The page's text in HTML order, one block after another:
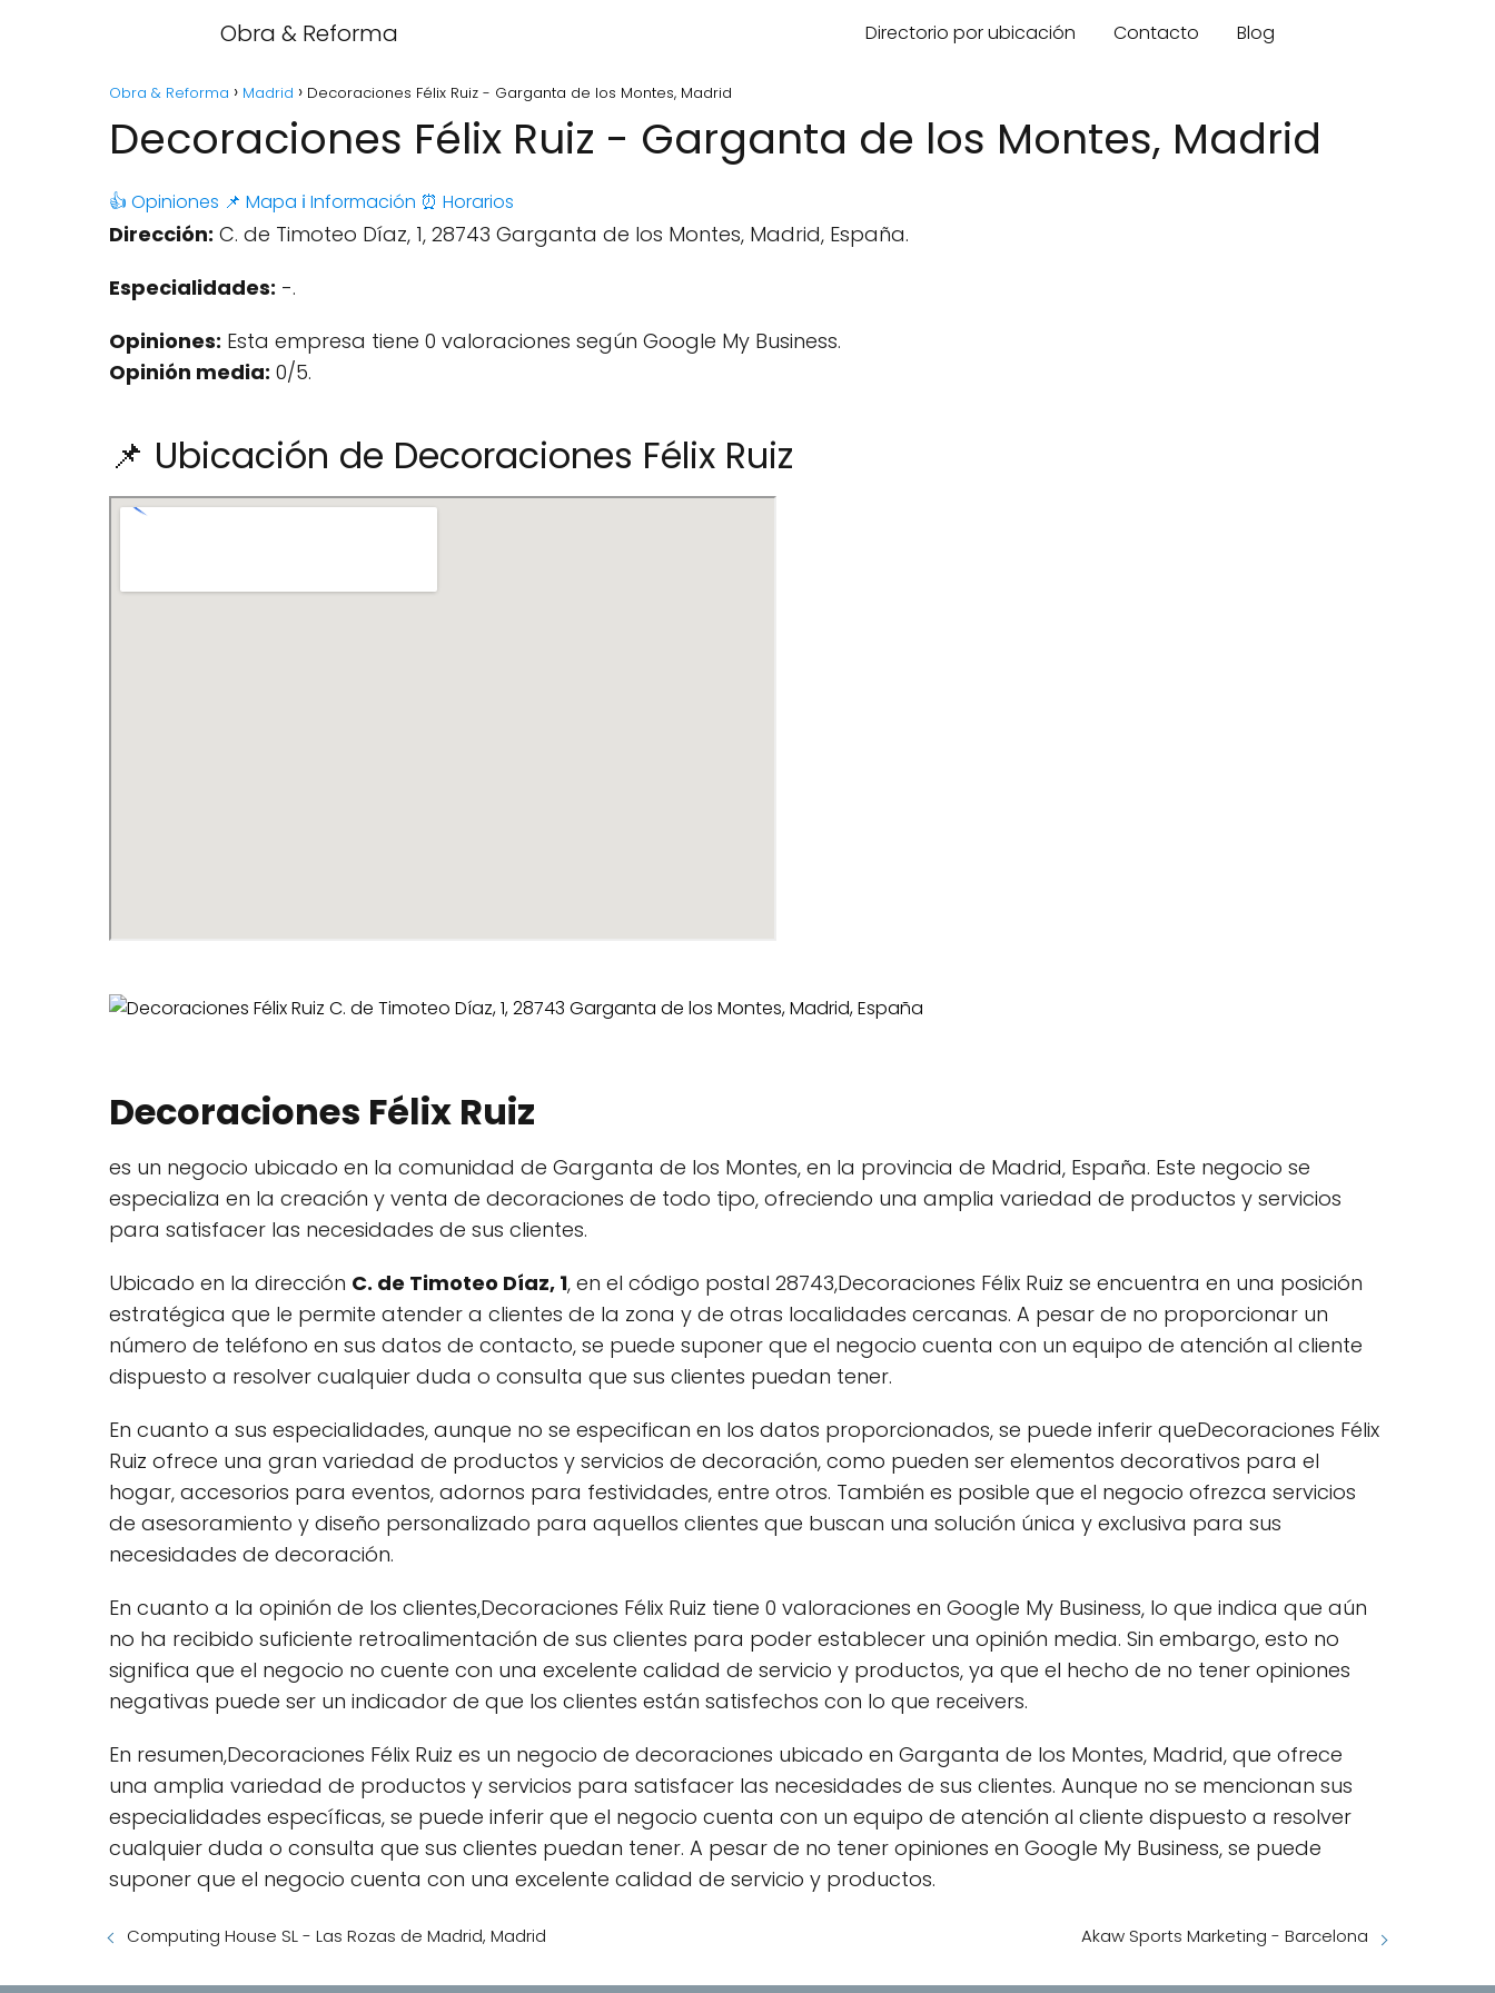
Obra & Reforma Directorio por ubicación Contacto Blog
Obra & Reforma Madrid Decoraciones Félix Ruiz - Garganta de los Montes, Madrid
Decoraciones Félix Ruiz - Garganta de los Montes, Madrid
👍 Opiniones 📌 Mapa ℹ️ Información ⏰ Horarios
Dirección: C. de Timoteo Díaz, 1, 28743 Garganta de los Montes, Madrid, España.
Especialidades: -.
Opiniones: Esta empresa tiene 0 valoraciones según Google My Business.
Opinión media: 0/5.
📌 Ubicación de Decoraciones Félix Ruiz
Decoraciones Félix Ruiz
es un negocio ubicado en la comunidad de Garganta de los Montes, en la provincia de Madrid, España. Este negocio se
especializa en la creación y venta de decoraciones de todo tipo, ofreciendo una amplia variedad de productos y servicios
para satisfacer las necesidades de sus clientes.
Ubicado en la dirección C. de Timoteo Díaz, 1, en el código postal 28743,Decoraciones Félix Ruiz se encuentra en una posición
estratégica que le permite atender a clientes de la zona y de otras localidades cercanas. A pesar de no proporcionar un
número de teléfono en sus datos de contacto, se puede suponer que el negocio cuenta con un equipo de atención al cliente
dispuesto a resolver cualquier duda o consulta que sus clientes puedan tener.
En cuanto a sus especialidades, aunque no se especifican en los datos proporcionados, se puede inferir queDecoraciones Félix
Ruiz ofrece una gran variedad de productos y servicios de decoración, como pueden ser elementos decorativos para el
hogar, accesorios para eventos, adornos para festividades, entre otros. También es posible que el negocio ofrezca servicios
de asesoramiento y diseño personalizado para aquellos clientes que buscan una solución única y exclusiva para sus
necesidades de decoración.
En cuanto a la opinión de los clientes,Decoraciones Félix Ruiz tiene 0 valoraciones en Google My Business, lo que indica que aún
no ha recibido suficiente retroalimentación de sus clientes para poder establecer una opinión media. Sin embargo, esto no
significa que el negocio no cuente con una excelente calidad de servicio y productos, ya que el hecho de no tener opiniones
negativas puede ser un indicador de que los clientes están satisfechos con lo que receivers.
En resumen,Decoraciones Félix Ruiz es un negocio de decoraciones ubicado en Garganta de los Montes, Madrid, que ofrece
una amplia variedad de productos y servicios para satisfacer las necesidades de sus clientes. Aunque no se mencionan sus
especialidades específicas, se puede inferir que el negocio cuenta con un equipo de atención al cliente dispuesto a resolver
cualquier duda o consulta que sus clientes puedan tener. A pesar de no tener opiniones en Google My Business, se puede
suponer que el negocio cuenta con una excelente calidad de servicio y productos.
Computing House SL - Las Rozas de Madrid, Madrid Akaw Sports Marketing - Barcelona